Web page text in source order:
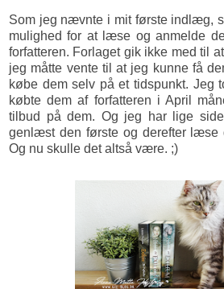
Som jeg nævnte i mit første indlæg,
mulighed for at læse og anmelde
forfatteren. Forlaget gik ikke med til
jeg måtte vente til at jeg kunne få
købe dem selv på et tidspunkt. Jeg
købte dem af forfatteren i April
tilbud på dem. Og jeg har lige
genlæst den første og derefter
Og nu skulle det altså være. ;)